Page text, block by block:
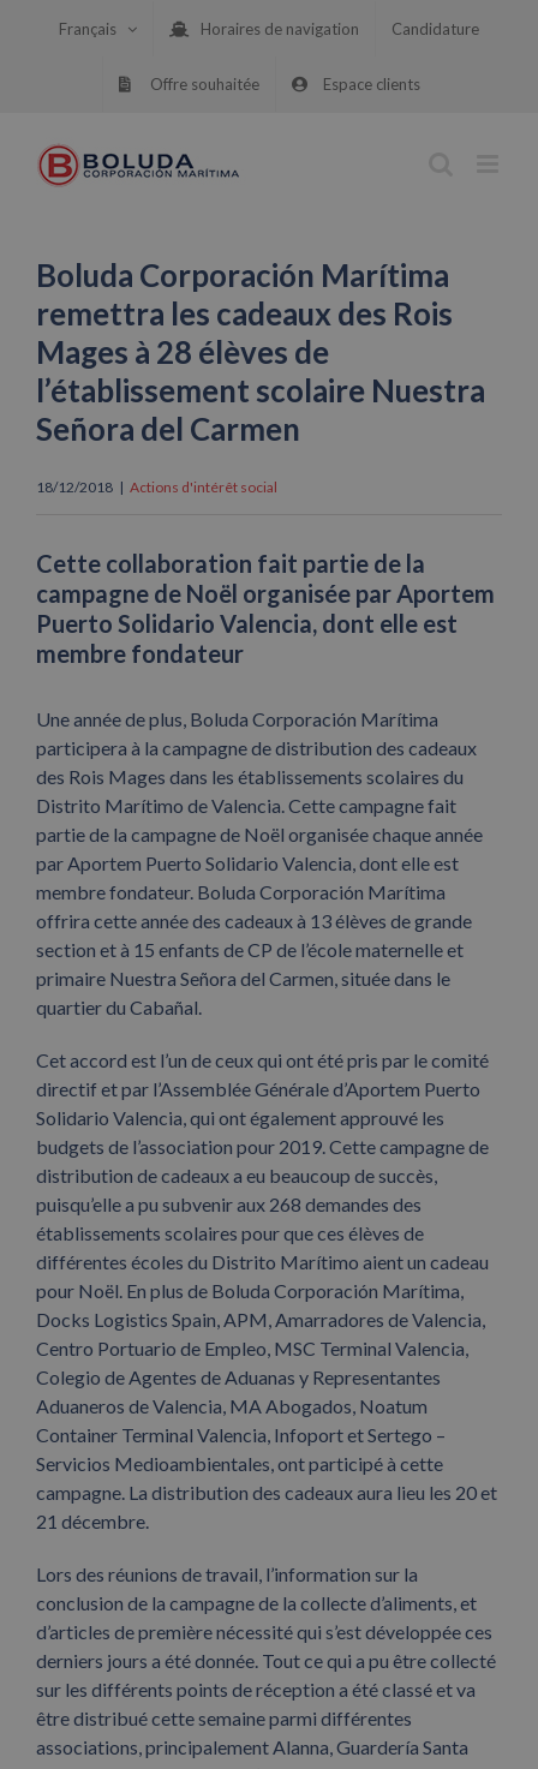
Français Horaires de navigation Candidature
Offre souhaitée Espace clients
Boluda Corporación Marítima
remettra les cadeaux des Rois
Mages à 28 élèves de
l’établissement scolaire Nuestra
Señora del Carmen
18/12/2018 | Actions d'intérêt social
Cette collaboration fait partie de la
campagne de Noël organisée par Aportem
Puerto Solidario Valencia, dont elle est
membre fondateur
Une année de plus, Boluda Corporación Marítima
participera à la campagne de distribution des cadeaux
des Rois Mages dans les établissements scolaires du
Distrito Marítimo de Valencia. Cette campagne fait
partie de la campagne de Noël organisée chaque année
par Aportem Puerto Solidario Valencia, dont elle est
membre fondateur. Boluda Corporación Marítima
offrira cette année des cadeaux à 13 élèves de grande
section et à 15 enfants de CP de l’école maternelle et
primaire Nuestra Señora del Carmen, située dans le
quartier du Cabañal.
Cet accord est l’un de ceux qui ont été pris par le comité
directif et par l’Assemblée Générale d’Aportem Puerto
Solidario Valencia, qui ont également approuvé les
budgets de l’association pour 2019. Cette campagne de
distribution de cadeaux a eu beaucoup de succès,
puisqu’elle a pu subvenir aux 268 demandes des
établissements scolaires pour que ces élèves de
différentes écoles du Distrito Marítimo aient un cadeau
pour Noël. En plus de Boluda Corporación Marítima,
Docks Logistics Spain, APM, Amarradores de Valencia,
Centro Portuario de Empleo, MSC Terminal Valencia,
Colegio de Agentes de Aduanas y Representantes
Aduaneros de Valencia, MA Abogados, Noatum
Container Terminal Valencia, Infoport et Sertego –
Servicios Medioambientales, ont participé à cette
campagne. La distribution des cadeaux aura lieu les 20 et
21 décembre.
Lors des réunions de travail, l’information sur la
conclusion de la campagne de la collecte d’aliments, et
d’articles de première nécessité qui s’est développée ces
derniers jours a été donnée. Tout ce qui a pu être collecté
sur les différents points de réception a été classé et va
être distribué cette semaine parmi différentes
associations, principalement Alanna, Guardería Santa